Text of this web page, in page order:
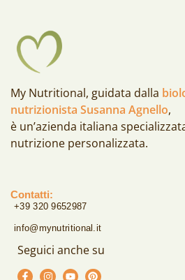
My Nutritional, guidata dalla
nutrizionista Susanna Agnello,
è un’azienda italiana
nutrizione personalizzata.
Contatti:
+39 320 9652987
info@mynutritional.it
Seguici anche su